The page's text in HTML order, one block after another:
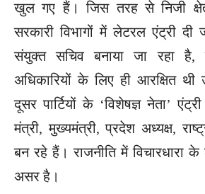
खुल गए हैं। जिस तरह से निजी
सरकारी विभागों में लेटरल एंट्री
संयुक्त सचिव बनाया जा रहा
अधिकारियों के लिए ही आरक्षित
दूसर पार्टियों के ‘विशेषज्ञ नेता’
मंत्री, मुख्यमंत्री, प्रदेश अध्यक्ष,
बन रहे हैं। राजनीति में विचारधारा के
असर है।